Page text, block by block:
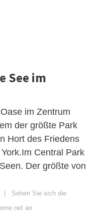
See im
im Zentrum
der größte Park
Hort des Friedens
Central Park
Der größte von
| Sehen Sie sich die
an